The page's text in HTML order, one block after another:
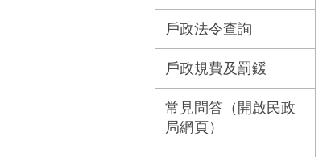
戶政法令查詢
戶政規費及罰鍰
常見問答（開啟民政
局網頁）